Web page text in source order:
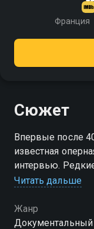
Франция
Сюжет
Впервые после
известная
интервью.
личные кадры это говорит сама история, говорит
Монро, Ален
Лукино
Читать дальше
Жанр
Документальный